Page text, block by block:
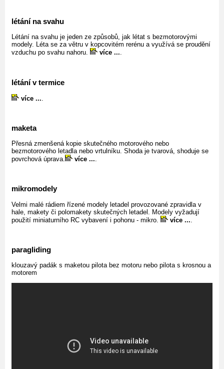
létání na svahu
Létání na svahu je jeden ze způsobů, jak létat s bezmotorovými
modely. Léta se za větru v kopcovitém rerénu a využívá se proudění
vzduchu po svahu nahoru.
více ....
létání v termice
více ...
maketa
Přesná zmenšená kopie skutečného motorového nebo
bezmotorového letadla nebo vrtulníku. Shoda je tvarová, shoduje se
povrchová úprava.
více ....
mikromodely
Velmi malé rádiem řízené modely letadel provozované zpravidla v
hale, makety či polomakety skutečných letadel. Modely vyžadují
použití miniaturního RC vybavení i pohonu - mikro.
více ...
paragliding
klouzavý padák s maketou pilota bez motoru nebo pilota s krosnou a
motorem